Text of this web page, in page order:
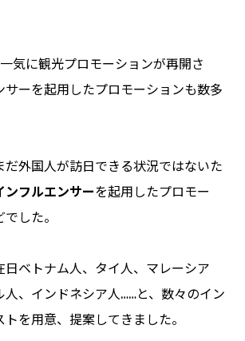
気に観光プロモーションが再開さ
サーを起用したプロモーションも数多
だ外国人が訪日できる状況ではないた
ンフルエンサーを起用したプロモー
した。
日ベトナム人、タイ人、マレーシア
人、インドネシア人……と、数々のイン
を用意、提案してきました。